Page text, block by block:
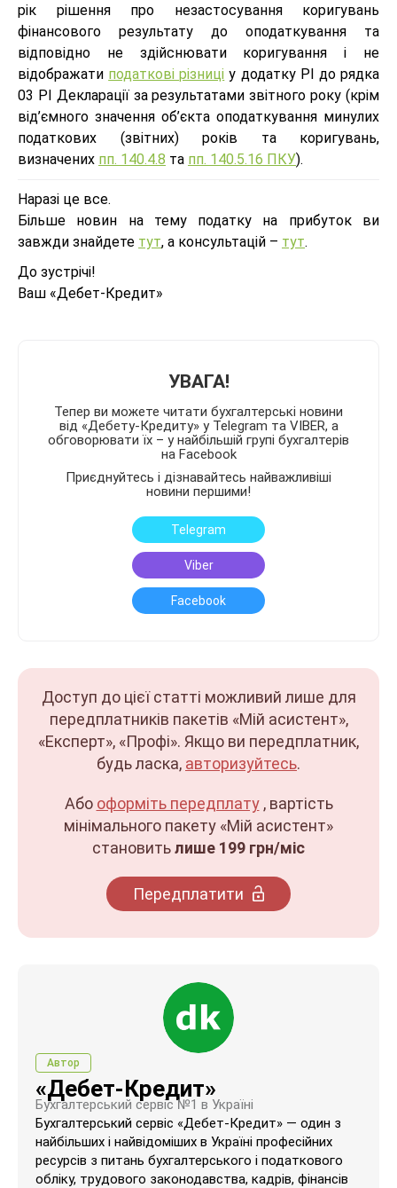
рік рішення про незастосування коригувань
фінансового результату до оподаткування та
відповідно не здійснювати коригування і не
відображати податкові різниці у додатку РІ до рядка
03 РІ Декларації за результатами звітного року (крім
від’ємного значення об’єкта оподаткування минулих
податкових (звітних) років та коригувань,
визначених пп. 140.4.8 та пп. 140.5.16 ПКУ).
Наразі це все.
Більше новин на тему податку на прибуток ви
завжди знайдете тут, а консультацій – тут.
До зустрічі!
Ваш «Дебет-Кредит»
УВАГА!
Тепер ви можете читати бухгалтерські новини
від «Дебету-Кредиту» у Telegram та VIBER, а
обговорювати їх – у найбільшій групі бухгалтерів
на Facebook
Приєднуйтесь і дізнавайтесь найважливіші
новини першими!
Telegram
Viber
Facebook
Доступ до цієї статті можливий лише для
передплатників пакетів «Мій асистент»,
«Експерт», «Профі». Якщо ви передплатник,
будь ласка, авторизуйтесь.
Або оформіть передплату, вартість
мінімального пакету «Мій асистент»
становитьлише 199 грн/міс
Передплатити
Автор
«Дебет-Кредит»
Бухгалтерський сервіс №1 в Україні
Бухгалтерський сервіс «Дебет-Кредит» — один з
найбільших і найвідоміших в Україні професійних
ресурсів з питань бухгалтерського і податкового
обліку, трудового законодавства, кадрів, фінансів